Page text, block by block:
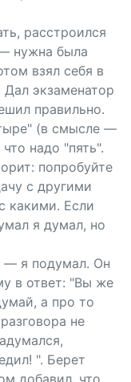
расстроился
нужна была
взял себя в
Дал экзаменатор
правильно.
(в смысле —
надо "пять".
попробуйте
с другими
какими. Если
я думал, но
— я подумал. Он
в ответ: "Вы же
а про то
не
". Берет
добавил, что